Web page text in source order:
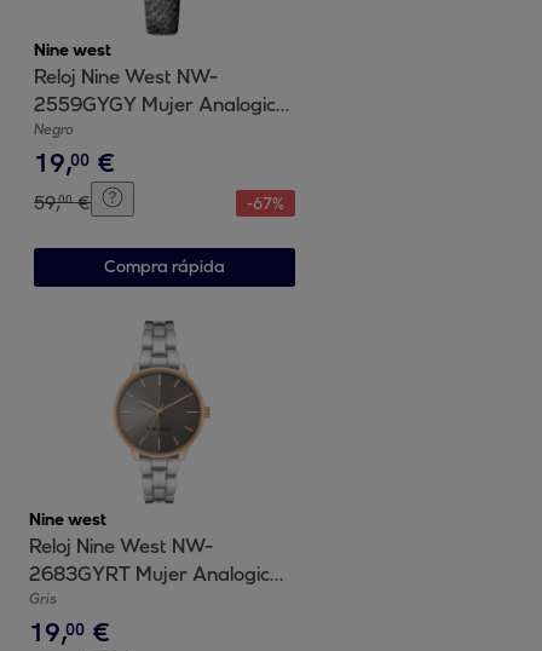
Nine west
Reloj Nine West NW-
2559GYGY Mujer Analogico
Cuarzo con Correa de Cuero
Negro
19,00 €
59,00 € -67%
Compra rápida
Nine west
Reloj Nine West NW-
2683GYRT Mujer Analogico
Cuarzo con Correa de Metal
Gris
19,00 €